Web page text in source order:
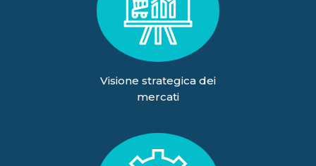
Visione strategica dei
mercati